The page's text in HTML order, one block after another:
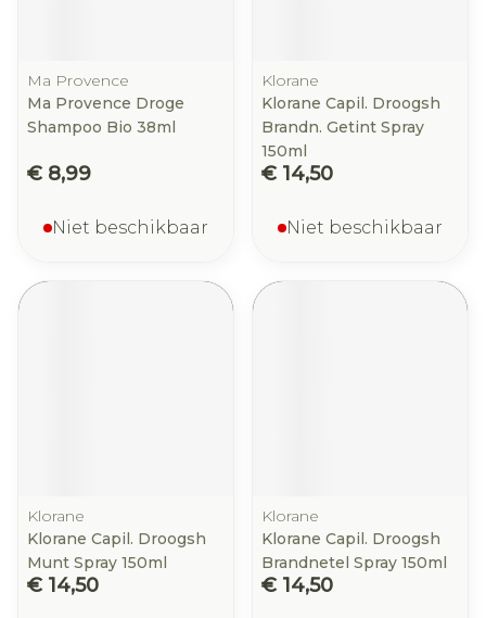
Ma Provence
Ma Provence Droge
Shampoo Bio 38ml
€ 8,99
Niet beschikbaar
Klorane
Klorane Capil. Droogsh
Brandn. Getint Spray
150ml
€ 14,50
Niet beschikbaar
Klorane
Klorane Capil. Droogsh
Munt Spray 150ml
€ 14,50
Klorane
Klorane Capil. Droogsh
Brandnetel Spray 150ml
€ 14,50